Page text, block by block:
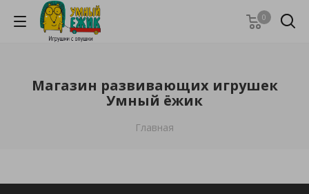
0
Магазин развивающих игрушек
Умный ёжик
Главная